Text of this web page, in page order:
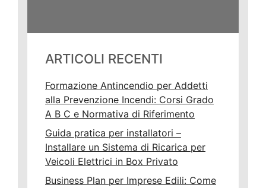
ARTICOLI RECENTI
Formazione Antincendio per Addetti
alla Prevenzione Incendi: Corsi Grado
A B C e Normativa di Riferimento
Guida pratica per installatori –
Installare un Sistema di Ricarica per
Veicoli Elettrici in Box Privato
Business Plan per Imprese Edili: Come